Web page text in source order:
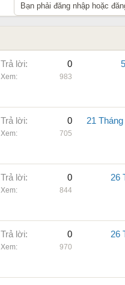
Bạn phải đăng nhập hoặc
Trả lời 0
Xem 983
Trả lời 0
Xem 705
21
Trả lời 0
Xem 844
26
Trả lời 0
Xem 970
26